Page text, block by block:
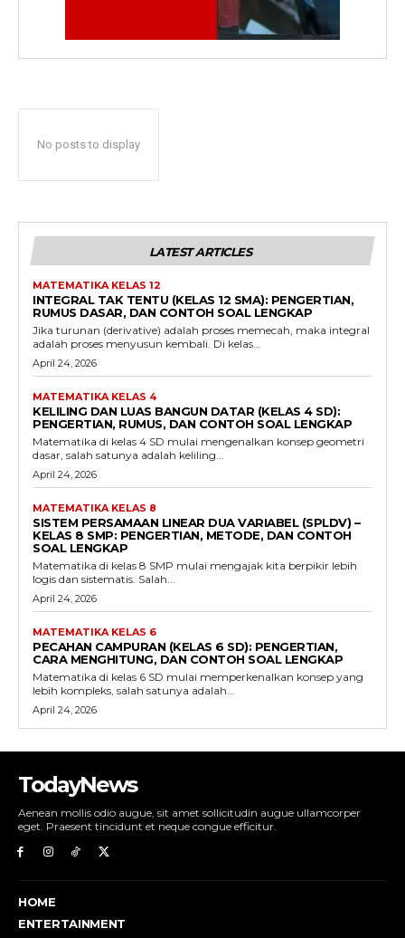
No posts to display
LATEST ARTICLES
MATEMATIKA KELAS 12
INTEGRAL TAK TENTU (KELAS 12 SMA): PENGERTIAN,
RUMUS DASAR, DAN CONTOH SOAL LENGKAP
Jika turunan (derivative) adalah proses memecah, maka integral
adalah proses menyusun kembali. Di kelas...
April 24, 2026
MATEMATIKA KELAS 4
KELILING DAN LUAS BANGUN DATAR (KELAS 4 SD):
PENGERTIAN, RUMUS, DAN CONTOH SOAL LENGKAP
Matematika di kelas 4 SD mulai mengenalkan konsep geometri
dasar, salah satunya adalah keliling...
April 24, 2026
MATEMATIKA KELAS 8
SISTEM PERSAMAAN LINEAR DUA VARIABEL (SPLDV) –
KELAS 8 SMP: PENGERTIAN, METODE, DAN CONTOH
SOAL LENGKAP
Matematika di kelas 8 SMP mulai mengajak kita berpikir lebih
logis dan sistematis. Salah...
April 24, 2026
MATEMATIKA KELAS 6
PECAHAN CAMPURAN (KELAS 6 SD): PENGERTIAN,
CARA MENGHITUNG, DAN CONTOH SOAL LENGKAP
Matematika di kelas 6 SD mulai memperkenalkan konsep yang
lebih kompleks, salah satunya adalah...
April 24, 2026
TodayNews
Aenean mollis odio augue, sit amet sollicitudin augue ullamcorper
eget. Praesent tincidunt et neque congue efficitur.
HOME
ENTERTAINMENT